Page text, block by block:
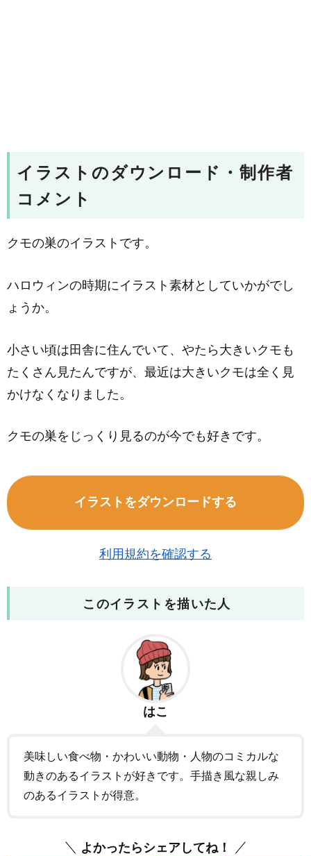
イラストのダウンロード・制作者
コメント
クモの巣のイラストです。
ハロウィンの時期にイラスト素材としていかがでし
ょうか。
小さい頃は田舎に住んでいて、やたら大きいクモも
たくさん見たんですが、最近は大きいクモは全く見
かけなくなりました。
クモの巣をじっくり見るのが今でも好きです。
イラストをダウンロードする
利用規約を確認する
このイラストを描いた人
はこ
美味しい食べ物・かわいい動物・人物のコミカルな
動きのあるイラストが好きです。手描き風な親しみ
のあるイラストが得意。
よかったらシェアしてね！